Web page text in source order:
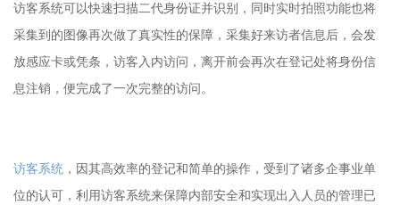
访客系统可以快速扫描二代身份证并识别，同时实时拍照功能也将
采集到的图像再次做了真实性的保障，采集好来访者信息后，会发
放感应卡或凭条，访客入内访问，离开前会再次在登记处将身份信
息注销，便完成了一次完整的访问。
访客系统 ，因其高效率的登记和简单的操作，受到了诸多企事业单
位的认可，利用访客系统来保障内部安全和实现出入人员的管理已